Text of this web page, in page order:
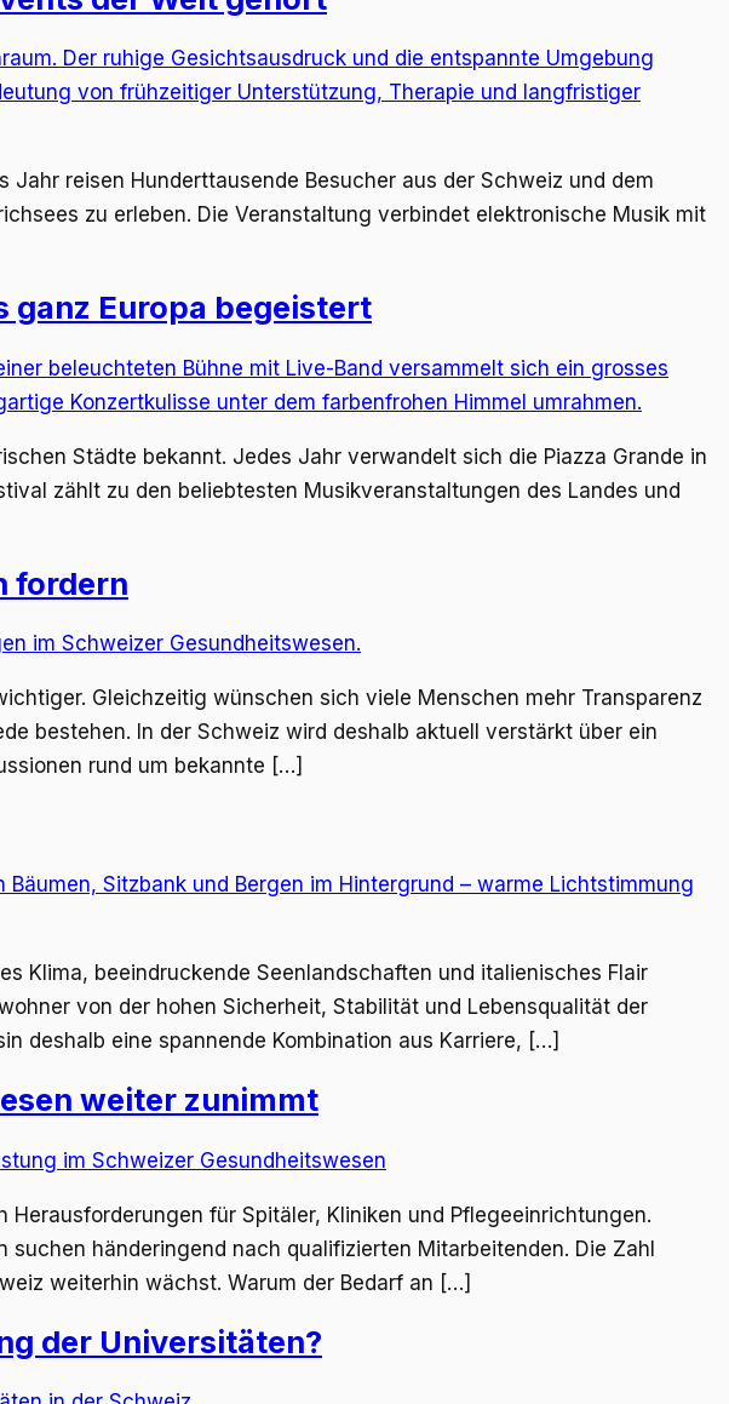
reisen Hunderttausende Besucher aus der Schweiz und dem
zu erleben. Die Veranstaltung verbindet elektronische Musik mit
ganz Europa begeistert
Städte bekannt. Jedes Jahr verwandelt sich die Piazza Grande in
zählt zu den beliebtesten Musikveranstaltungen des Landes und
fordern
Gleichzeitig wünschen sich viele Menschen mehr Transparenz
bestehen. In der Schweiz wird deshalb aktuell verstärkt über ein
rund um bekannte […]
Klima, beeindruckende Seenlandschaften und italienisches Flair
von der hohen Sicherheit, Stabilität und Lebensqualität der
deshalb eine spannende Kombination aus Karriere, […]
weiter zunimmt
für Spitäler, Kliniken und Pflegeeinrichtungen.
händeringend nach qualifizierten Mitarbeitenden. Die Zahl
weiterhin wächst. Warum der Bedarf an […]
der Universitäten?